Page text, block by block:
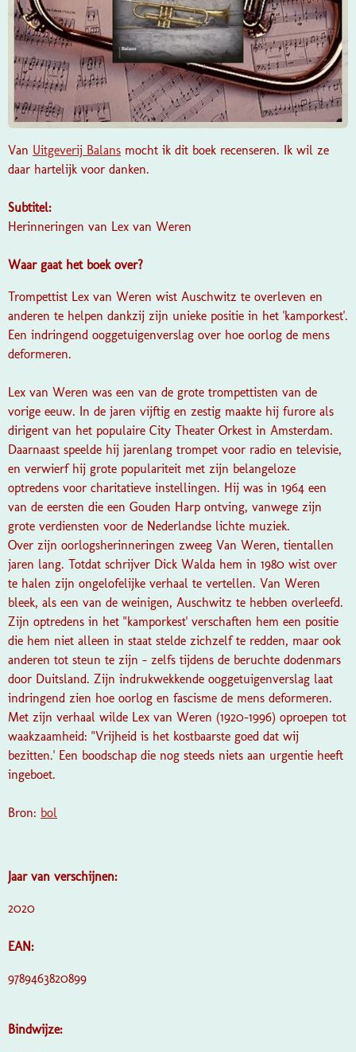
Van Uitgeverij Balans mocht ik dit boek recenseren. Ik wil ze
daar hartelijk voor danken.
Subtitel:
Herinneringen van Lex van Weren
Waar gaat het boek over?
Trompettist Lex van Weren wist Auschwitz te overleven en
anderen te helpen dankzij zijn unieke positie in het 'kamporkest'.
Een indringend ooggetuigenverslag over hoe oorlog de mens
deformeren.
Lex van Weren was een van de grote trompettisten van de
vorige eeuw. In de jaren vijftig en zestig maakte hij furore als
dirigent van het populaire City Theater Orkest in Amsterdam.
Daarnaast speelde hij jarenlang trompet voor radio en televisie,
en verwierf hij grote populariteit met zijn belangeloze
optredens voor charitatieve instellingen. Hij was in 1964 een
van de eersten die een Gouden Harp ontving, vanwege zijn
grote verdiensten voor de Nederlandse lichte muziek.
Over zijn oorlogsherinneringen zweeg Van Weren, tientallen
jaren lang. Totdat schrijver Dick Walda hem in 1980 wist over
te halen zijn ongelofelijke verhaal te vertellen. Van Weren
bleek, als een van de weinigen, Auschwitz te hebben overleefd.
Zijn optredens in het "kamporkest' verschaften hem een positie
die hem niet alleen in staat stelde zichzelf te redden, maar ook
anderen tot steun te zijn – zelfs tijdens de beruchte dodenmars
door Duitsland. Zijn indrukwekkende ooggetuigenverslag laat
indringend zien hoe oorlog en fascisme de mens deformeren.
Met zijn verhaal wilde Lex van Weren (1920-1996) oproepen tot
waakzaamheid: "Vrijheid is het kostbaarste goed dat wij
bezitten.' Een boodschap die nog steeds niets aan urgentie heeft
ingeboet.
Bron: bol
Jaar van verschijnen:
2020
EAN:
9789463820899
Bindwijze: